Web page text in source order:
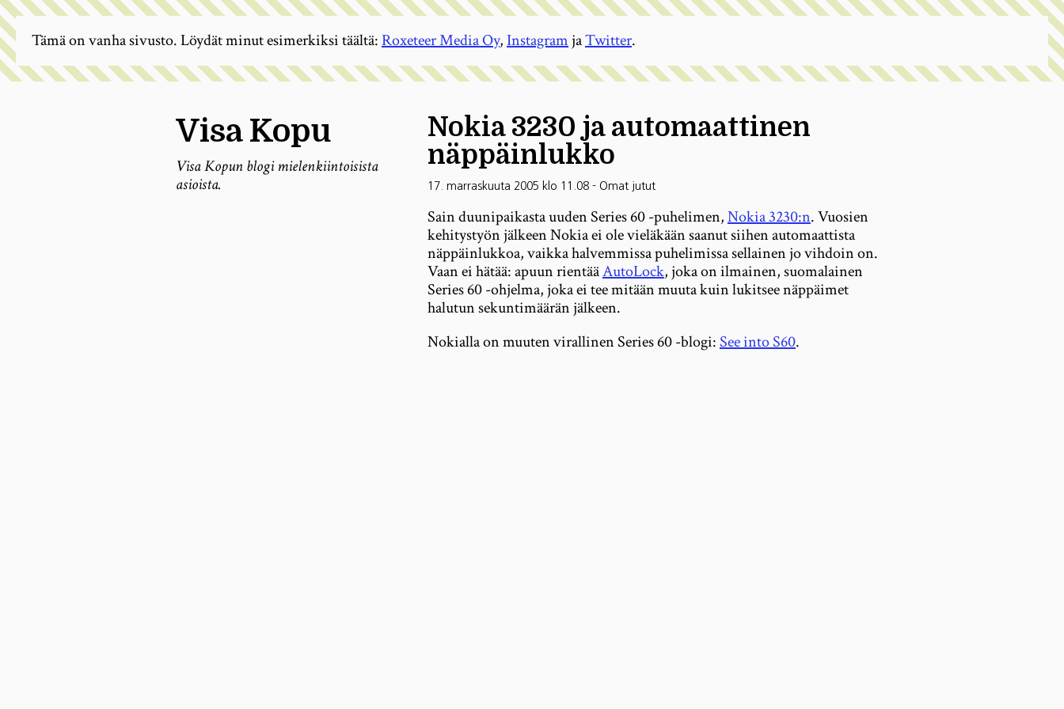
Visa Kopu
Visa Kopun blogi mielenkiintoisista
asioista.
Nokia 3230 ja automaattinen
näppäinlukko
17. marraskuuta 2005 klo 11.08- Omat jutut
Sain duunipaikasta uuden Series 60 -puhelimen,Nokia 3230:n. Vuosien
kehitystyön jälkeen Nokia ei ole vieläkään saanut siihen automaattista
näppäinlukkoa, vaikka halvemmissa puhelimissa sellainen jo vihdoin on.
Vaan ei hätää: apuun rientääAutoLock, joka on ilmainen, suomalainen
Series 60 -ohjelma, joka ei tee mitään muuta kuin lukitsee näppäimet
halutun sekuntimäärän jälkeen.
Nokialla on muuten virallinen Series 60 -blogi:See into S60.
Tämä on vanha sivusto. Löydät minut esimerkiksi täältä:Roxeteer Media Oy,InstagramjaTwitter.